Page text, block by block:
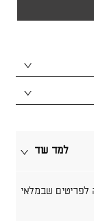
שבמלאי
למד עוד